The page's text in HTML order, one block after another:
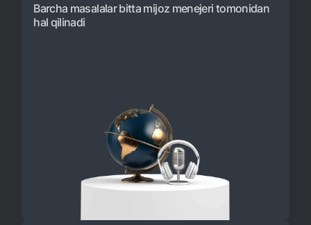
Barcha masalalar bitta mijoz menejeri tomonidan
hal qilinadi